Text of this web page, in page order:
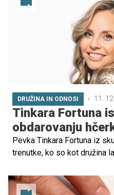
DRUŽINA IN ODNOSI 11.
Tinkara Fortuna
obdarovanju
Pevka Tinkara Fortuna iz
trenutke, ko so kot družina
veselo. Družijo se tudi s
skupaj dobro jedo in se